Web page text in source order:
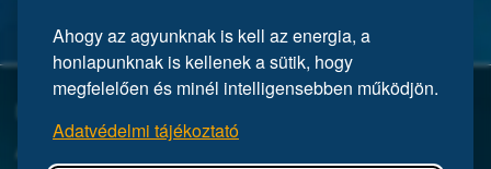
Ahogy az agyunknak is kell az energia, a
honlapunknak is kellenek a sütik, hogy
megfelelően és minél intelligensebben működjön.
Adatvédelmi tájékoztató
A Mensa egy nemzetközi egyesület, közel 150 ezer taggal a világ